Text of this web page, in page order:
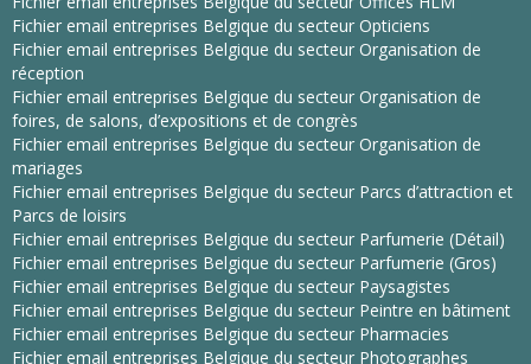
Fichier email entreprises Belgique du secteur Opticiens
Fichier email entreprises Belgique du secteur Organisation de
réception
Fichier email entreprises Belgique du secteur Organisation de
foires, de salons, d’expositions et de congrès
Fichier email entreprises Belgique du secteur Organisation de
mariages
Fichier email entreprises Belgique du secteur Parcs d’attraction et
Parcs de loisirs
Fichier email entreprises Belgique du secteur Parfumerie (Détail)
Fichier email entreprises Belgique du secteur Parfumerie (Gros)
Fichier email entreprises Belgique du secteur Paysagistes
Fichier email entreprises Belgique du secteur Peintre en bâtiment
Fichier email entreprises Belgique du secteur Pharmacies
Fichier email entreprises Belgique du secteur Photographes